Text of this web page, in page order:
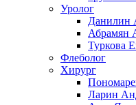
Уролог
Данилин
Абрамян
Туркова
Флеболог
Хирург
Ларин